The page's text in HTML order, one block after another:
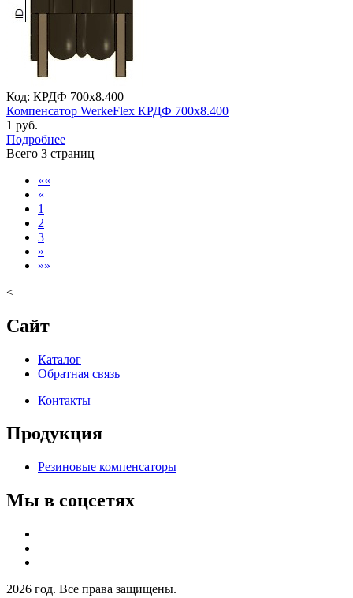
Код: КРДФ 700х8.400
Компенсатор WerkeFlex КРДФ 700х8.400
1 руб.
Подробнее
Всего 3 страниц
««
«
1
2
3
»
»»
<
Сайт
Каталог
Обратная связь
Контакты
Продукция
Резиновые компенсаторы
Мы в соцсетях
2026 год. Все права защищены.